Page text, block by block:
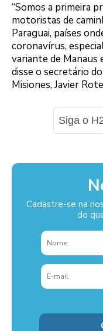
“Somos a primeira
motoristas de
Paraguai, países
coronavírus,
variante de
disse o secretário
Misiones, Javier
Siga o
Cadastre-se na
do